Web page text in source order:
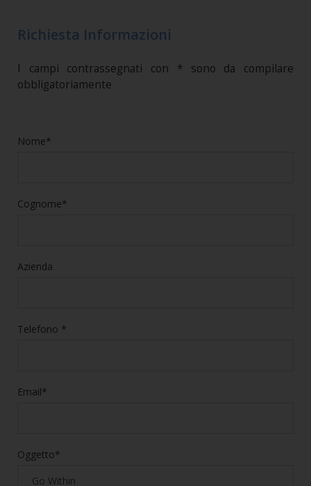
Richiesta Informazioni
I campi contrassegnati con * sono da compilare
obbligatoriamente
Nome*
Cognome*
Azienda
Telefono *
Email*
Oggetto*